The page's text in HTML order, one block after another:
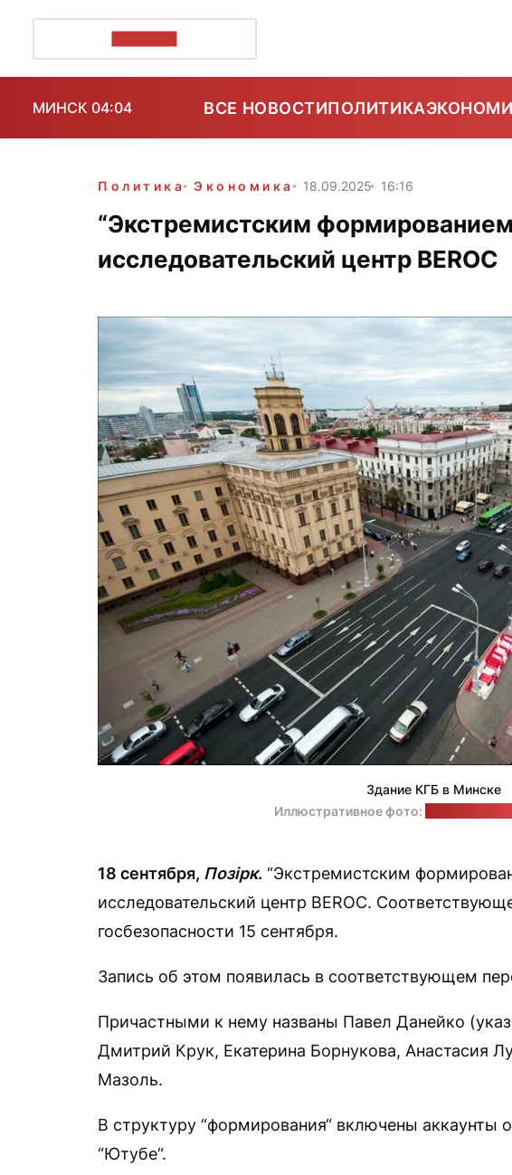
МИНСК 04:04 ВСЕ НОВОСТИПОЛИТИКА
Политика Экономика 18.09.2025 16:16
“Экстремистским
исследовательский центр BEROC
Здание КГБ в Минске
Иллюстративное фото:
18 сентября, Позірк. “Экстремистским
исследовательский центр BEROC.
госбезопасности 15 сентября.
Запись об этом появилась в соответствующем
Причастными к нему названы Павел Данейко
Дмитрий Крук, Екатерина Борнукова, Анастасия
Мазоль.
В структуру “формирования“ включены аккаунты
“Ютубе“.